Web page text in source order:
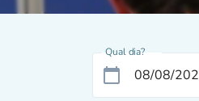
Qual dia?
calendar_today